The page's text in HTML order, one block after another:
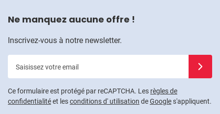
Ne manquez aucune offre !
Inscrivez-vous à notre newsletter.
Ce formulaire est protégé par reCAPTCHA. Les règles de
confidentialitéet lesconditions d' utilisation deGoogles'appliquent.